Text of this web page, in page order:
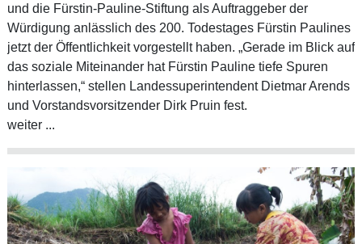
und die Fürstin-Pauline-Stiftung als Auftraggeber der
Würdigung anlässlich des 200. Todestages Fürstin Paulines
jetzt der Öffentlichkeit vorgestellt haben. „Gerade im Blick auf
das soziale Miteinander hat Fürstin Pauline tiefe Spuren
hinterlassen,“ stellen Landessuperintendent Dietmar Arends
und Vorstandsvorsitzender Dirk Pruin fest.
weiter ...